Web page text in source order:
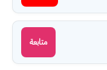
متابعة